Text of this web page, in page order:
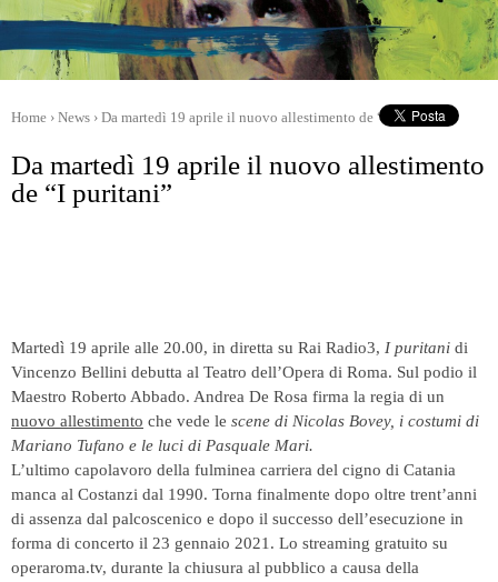
Home › News › Da martedì 19 aprile il nuovo allestimento de “I puritani”
Da martedì 19 aprile il nuovo allestimento
de “I puritani”
Martedì 19 aprile alle 20.00, in diretta su Rai Radio3, I puritani di
Vincenzo Bellini debutta al Teatro dell’Opera di Roma. Sul podio il
Maestro Roberto Abbado. Andrea De Rosa firma la regia di un
nuovo allestimento che vede le scene di Nicolas Bovey, i costumi di
Mariano Tufano e le luci di Pasquale Mari.
L’ultimo capolavoro della fulminea carriera del cigno di Catania
manca al Costanzi dal 1990. Torna finalmente dopo oltre trent’anni
di assenza dal palcoscenico e dopo il successo dell’esecuzione in
forma di concerto il 23 gennaio 2021. Lo streaming gratuito su
operaroma.tv, durante la chiusura al pubblico a causa della